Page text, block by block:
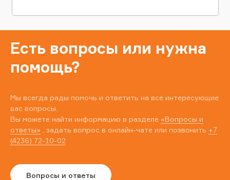
Есть вопросы или нужна
помощь?
Мы всегда рады помочь и ответить на все интересующие
вас вопросы.
Вы можете найти информацию в разделе «Вопросы и
ответы» , задать вопрос в онлайн-чате или позвонить +7
(4236) 72-10-02
Вопросы и ответы